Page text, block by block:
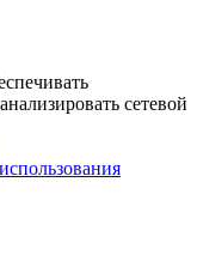
сетевой